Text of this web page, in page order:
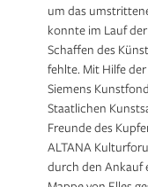
um das
konnte im Lauf
Schaffen des
fehlte. Mit Hilfe
Siemens
Staatlichen
Freunde des
ALTANA
durch den Ankauf